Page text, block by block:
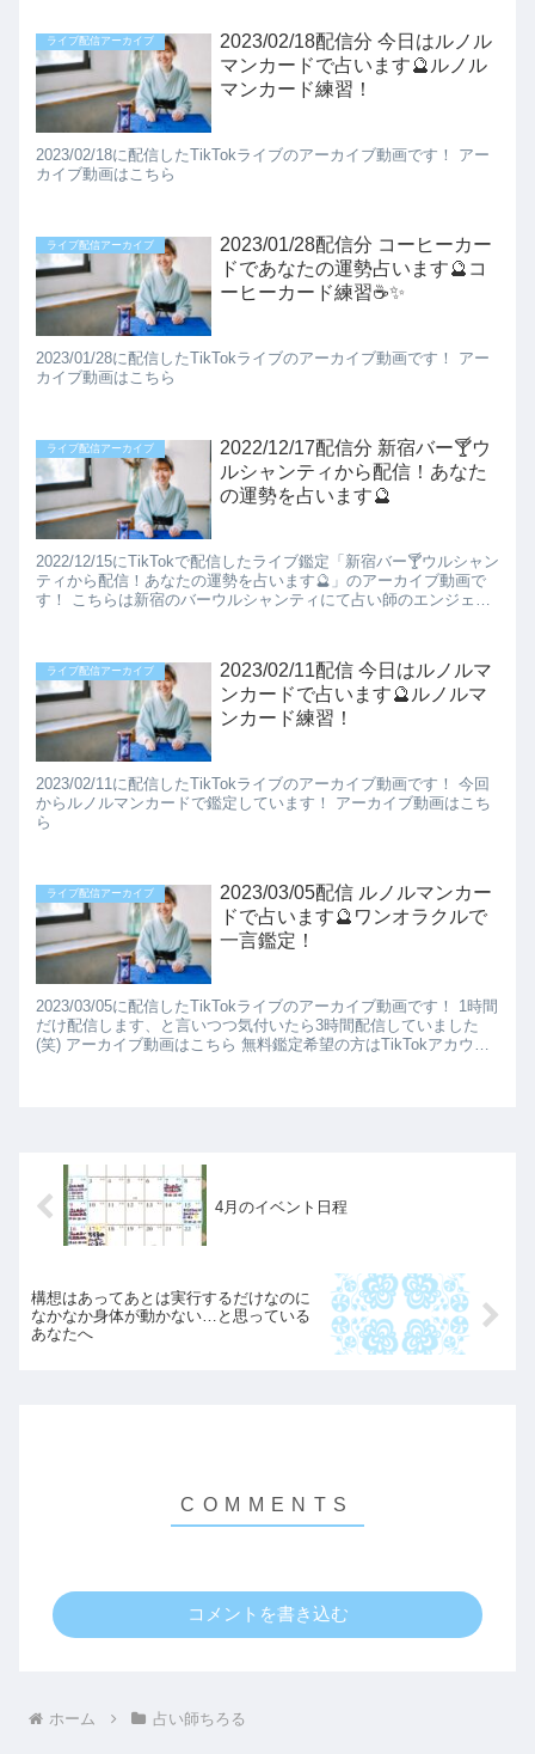
ライブ配信アーカイブ
2023/02/18配信分 今日はルノル
マンカードで占います🔮ルノル
マンカード練習！
2023/02/18に配信したTikTokライブのアーカイブ動画です！ アー
カイブ動画はこちら
ライブ配信アーカイブ
2023/01/28配信分 コーヒーカー
ドであなたの運勢占います🔮コ
ーヒーカード練習☕✨️
2023/01/28に配信したTikTokライブのアーカイブ動画です！ アー
カイブ動画はこちら
ライブ配信アーカイブ
2022/12/17配信分 新宿バー🍸️ウ
ルシャンティから配信！あなた
の運勢を占います🔮
2022/12/15にTikTokで配信したライブ鑑定「新宿バー🍸️ウルシャン
ティから配信！あなたの運勢を占います🔮」のアーカイブ動画で
す！ こちらは新宿のバーウルシャンティにて占い師のエンジェル
ライブ配信アーカイブ
2023/02/11配信 今日はルノルマ
ンカードで占います🔮ルノルマ
ンカード練習！
2023/02/11に配信したTikTokライブのアーカイブ動画です！ 今回
からルノルマンカードで鑑定しています！ アーカイブ動画はこち
ら
ライブ配信アーカイブ
2023/03/05配信 ルノルマンカー
ドで占います🔮ワンオラクルで
一言鑑定！
2023/03/05に配信したTikTokライブのアーカイブ動画です！ 1時間
だけ配信します、と言いつつ気付いたら3時間配信していました
(笑) アーカイブ動画はこちら 無料鑑定希望の方はTikTokアカウン
4月のイベント日程
構想はあってあとは実行するだけなのに
なかなか身体が動かない…と思っている
あなたへ
コメントを書き込む
ホーム 占い師ちろる